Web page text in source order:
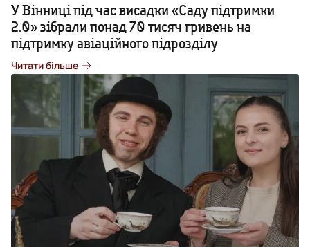
У Вінниці під час висадки «Саду підтримки
2.0» зібрали понад 70 тисяч гривень на
підтримку авіаційного підрозділу
Читати більше